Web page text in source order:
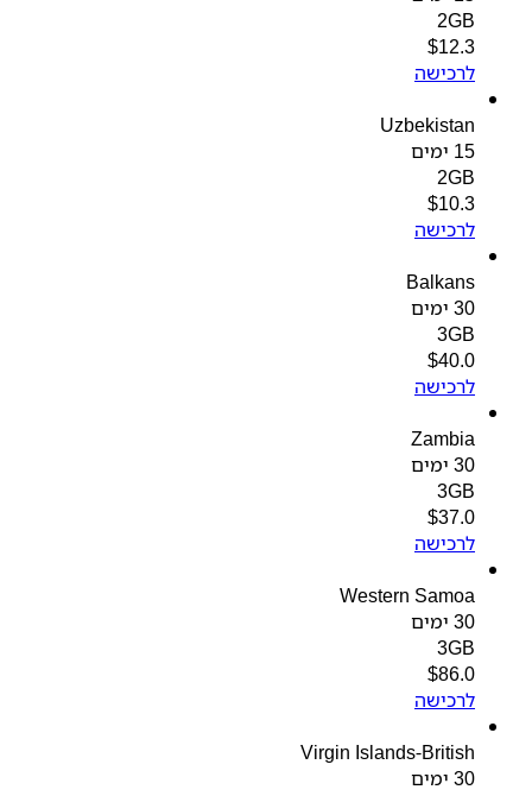
2GB
$12.3
לרכישה
Uzbekistan
2GB
$10.3
לרכישה
Balkans
3GB
$40.0
לרכישה
Zambia
3GB
$37.0
לרכישה
Western Samoa
3GB
$86.0
לרכישה
Virgin Islands-British